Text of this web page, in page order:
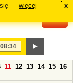
więcej x
11 12 13 14 15 16